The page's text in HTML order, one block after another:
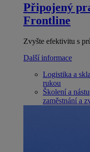
Připojený
Frontline
Zvyšte efektivitu s
Další informace
Logistika a
rukou
Školení a
zaměstnání a